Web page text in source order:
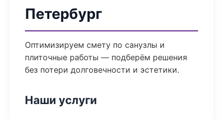
Петербург
Оптимизируем смету по санузлы и
плиточные работы — подберём решения
без потери долговечности и эстетики.
Наши услуги